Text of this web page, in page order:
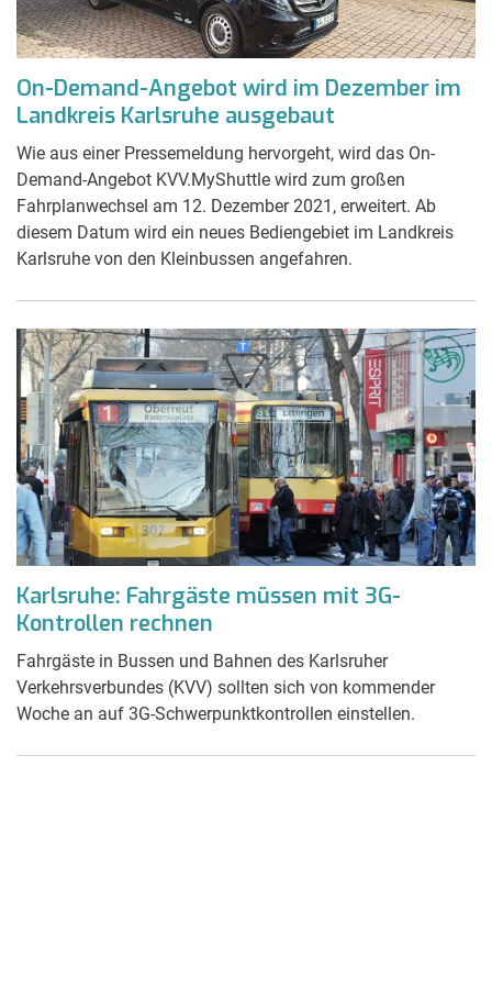
On-Demand-Angebot wird im Dezember im
Landkreis Karlsruhe ausgebaut
Wie aus einer Pressemeldung hervorgeht, wird das On-
Demand-Angebot KVV.MyShuttle wird zum großen
Fahrplanwechsel am 12. Dezember 2021, erweitert. Ab
diesem Datum wird ein neues Bediengebiet im Landkreis
Karlsruhe von den Kleinbussen angefahren.
Karlsruhe: Fahrgäste müssen mit 3G-
Kontrollen rechnen
Fahrgäste in Bussen und Bahnen des Karlsruher
Verkehrsverbundes (KVV) sollten sich von kommender
Woche an auf 3G-Schwerpunktkontrollen einstellen.